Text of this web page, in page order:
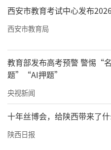
有了自己的加工厂——
张成祥回忆，当时取
别从自己名字、《诗
以琼琚”和酿酒中取
出处，以及对酿酒工艺
众所周知，白河县是
基地，被誉为“中国
予“中国生态富硒木
西安市教育考试中心发布
西安市教育局
教育部发布高考预警 警惕“
题”“AI押题”
央视新闻
十年丝博会，给陕西带来了什
陕西日报